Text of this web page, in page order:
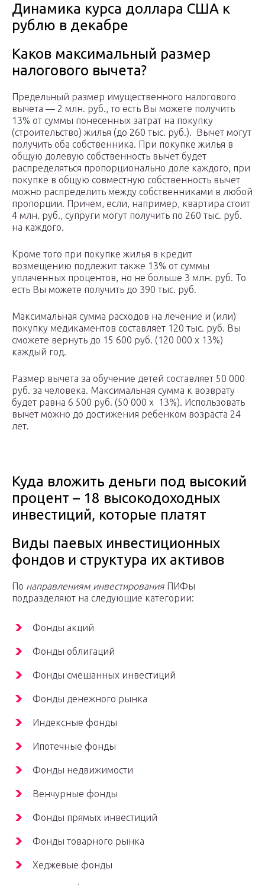
Динамика курса доллара США к
рублю в декабре
Каков максимальный размер
налогового вычета?
Предельный размер имущественного налогового
вычета — 2 млн. руб., то есть Вы можете получить
13% от суммы понесенных затрат на покупку
(строительство) жилья (до 260 тыс. руб.). Вычет могут
получить оба собственника. При покупке жилья в
общую долевую собственность вычет будет
распределяться пропорционально доле каждого, при
покупке в общую совместную собственность вычет
можно распределить между собственниками в любой
пропорции. Причем, если, например, квартира стоит
4 млн. руб., супруги могут получить по 260 тыс. руб.
на каждого.
Кроме того при покупке жилья в кредит
возмещению подлежит также 13% от суммы
уплаченных процентов, но не больше 3 млн. руб. То
есть Вы можете получить до 390 тыс. руб.
Максимальная сумма расходов на лечение и (или)
покупку медикаментов составляет 120 тыс. руб. Вы
сможете вернуть до 15 600 руб. (120 000 х 13%)
каждый год.
Размер вычета за обучение детей составляет 50 000
руб. за человека. Максимальная сумма к возврату
будет равна 6 500 руб. (50 000 х 13%). Использовать
вычет можно до достижения ребенком возраста 24
лет.
Куда вложить деньги под высокий
процент – 18 высокодоходных
инвестиций, которые платят
Виды паевых инвестиционных
фондов и структура их активов
По направлениям инвестирования ПИФы
подразделяют на следующие категории:
Фонды акций
Фонды облигаций
Фонды смешанных инвестиций
Фонды денежного рынка
Индексные фонды
Ипотечные фонды
Фонды недвижимости
Венчурные фонды
Фонды прямых инвестиций
Фонды товарного рынка
Хеджевые фонды